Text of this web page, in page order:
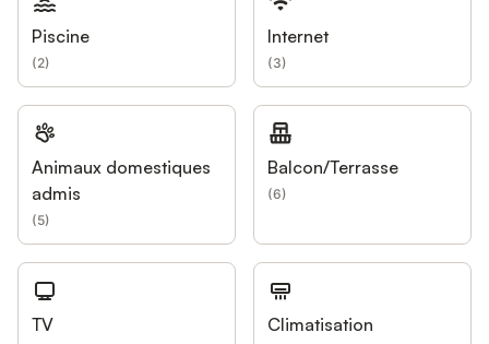
Piscine
(2)
Internet
(3)
Animaux domestiques
admis
(5)
Balcon/Terrasse
(6)
TV Climatisation